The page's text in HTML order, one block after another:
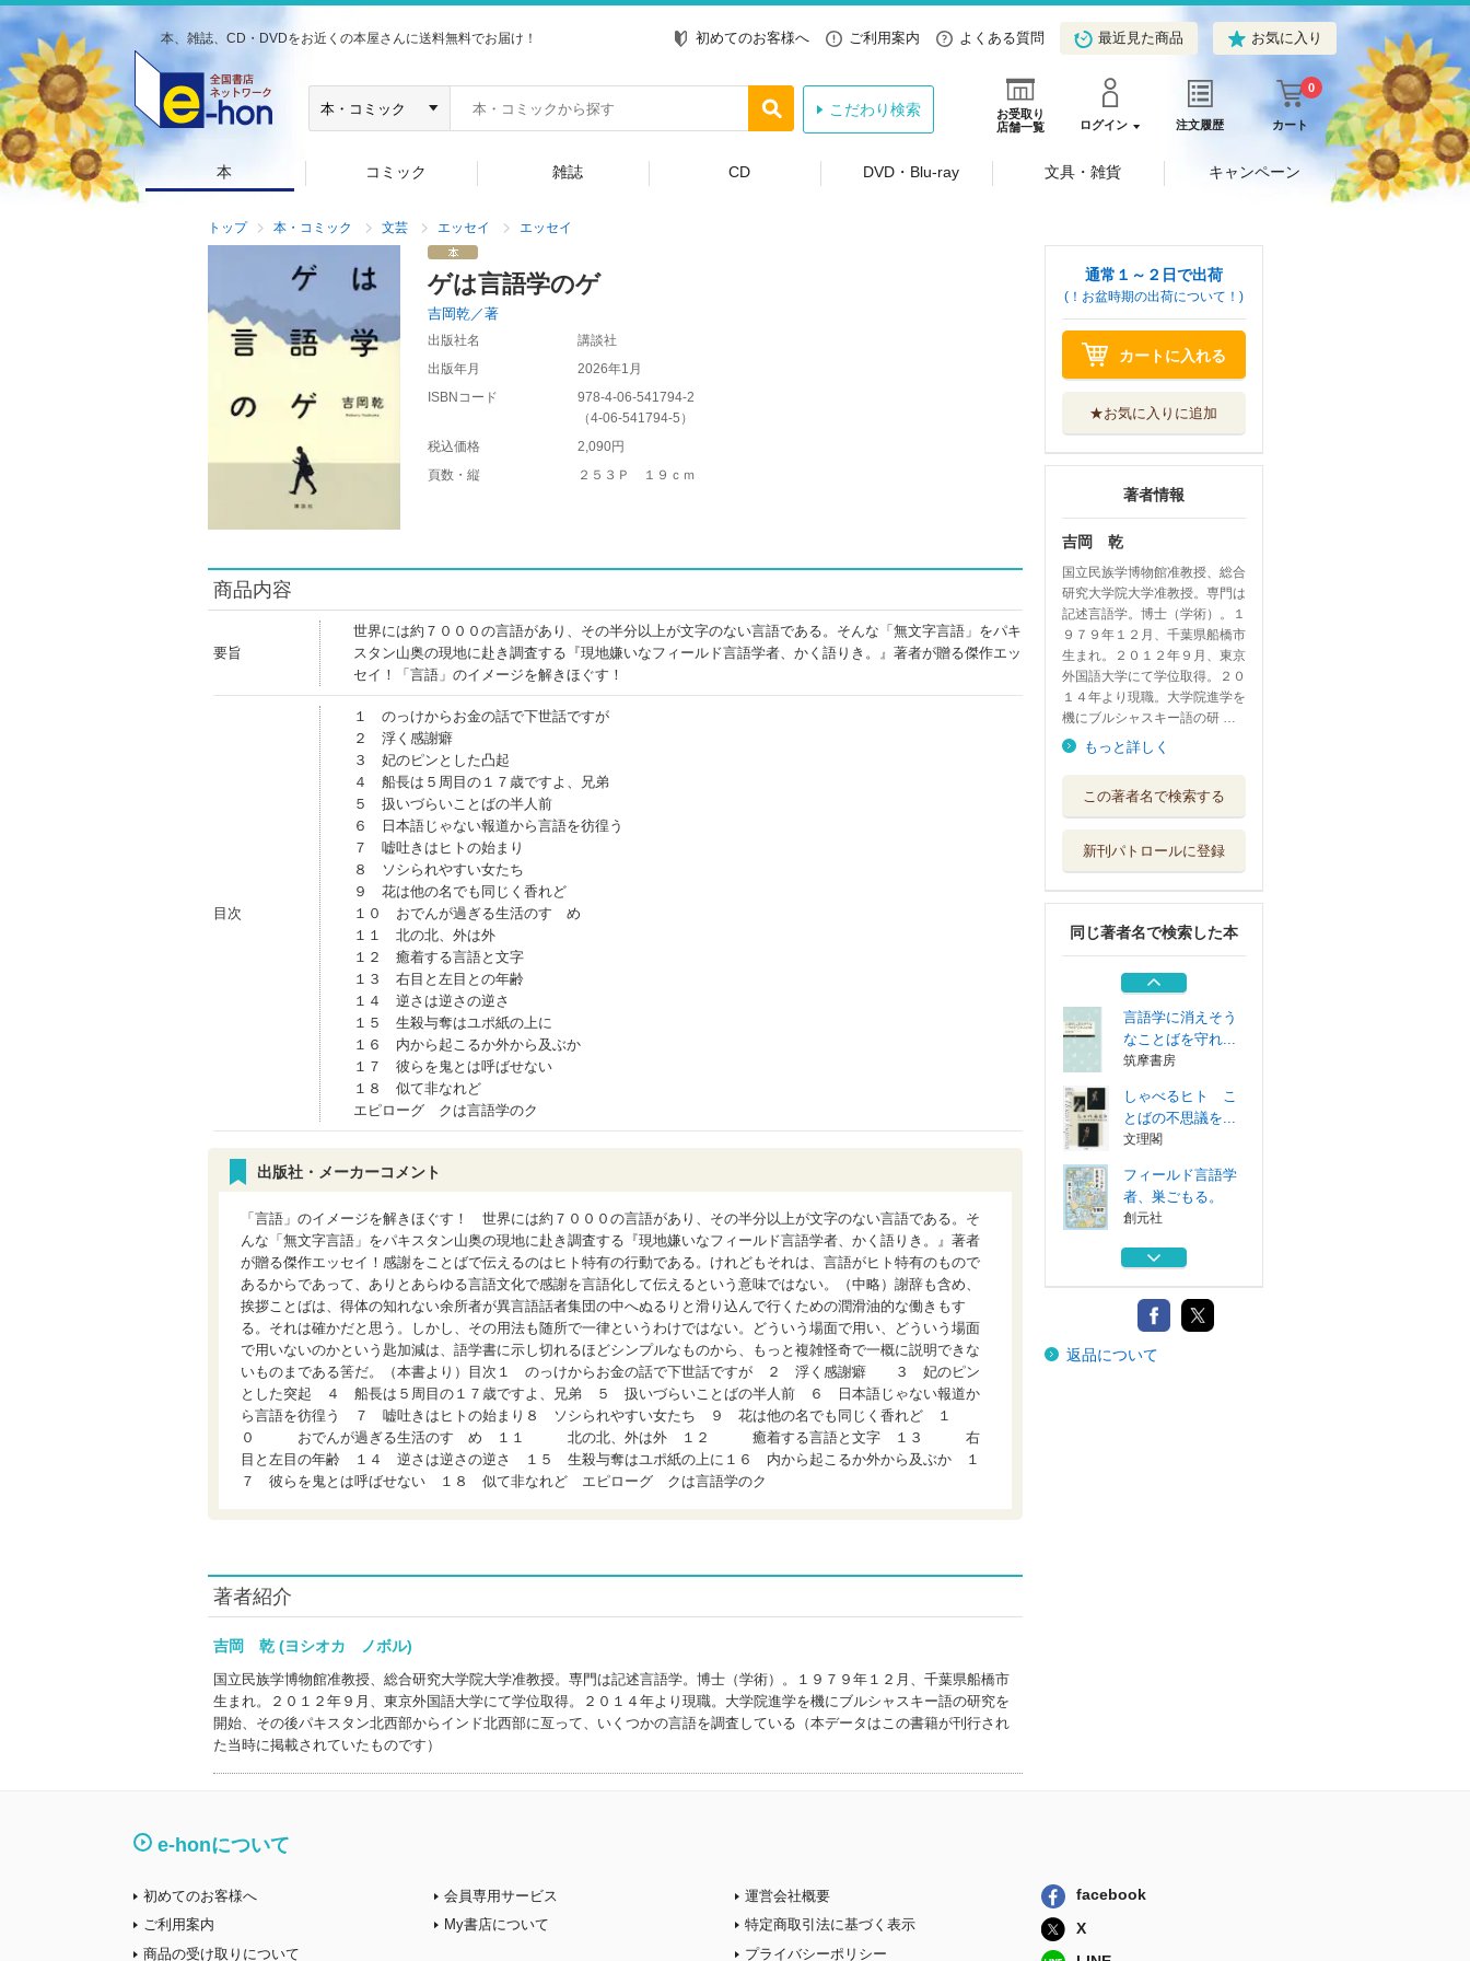
本、雑誌、CD・DVDをお近くの本屋さんに送料無料でお届け！ 初めてのお客様へ ご利用案内 よくある質問 最近見た商品 お気に入り
お受取り
店舗一覧
ログイン 注文履歴 カート
0
こだわり検索
本 コミック 雑誌 CD DVD・Blu-ray 文具・雑貨 キャンペーン
トップ 本・コミック 文芸 エッセイ エッセイ
ゲは言語学のゲ
吉岡乾／著
出版社名
講談社
出版年月
2026年1月
ISBNコード
978-4-06-541794-2
（4-06-541794-5 ）
税込価格
2,090円
頁数・縦
２５３Ｐ １９ｃｍ
商品内容
要旨
世界には約７０００の言語があり、その半分以上が文字のない言語である。そんな「無文字言語」をパキ
スタン山奥の現地に赴き調査する『現地嫌いなフィールド言語学者、かく語りき。』著者が贈る傑作エッ
セイ！「言語」のイメージを解きほぐす！
目次
１ のっけからお金の話で下世話ですが
２ 浮く感謝癖
３ 妃のピンとした凸起
４ 船長は５周目の１７歳ですよ、兄弟
５ 扱いづらいことばの半人前
６ 日本語じゃない報道から言語を彷徨う
７ 嘘吐きはヒトの始まり
８ ソシられやすい女たち
９ 花は他の名でも同じく香れど
１０ おでんが過ぎる生活のすゝめ
１１ 北の北、外は外
１２ 癒着する言語と文字
１３ 右目と左目との年齢
１４ 逆さは逆さの逆さ
１５ 生殺与奪はユポ紙の上に
１６ 内から起こるか外から及ぶか
１７ 彼らを鬼とは呼ばせない
１８ 似て非なれど
エピローグ クは言語学のク
出版社・メーカーコメント
「言語」のイメージを解きほぐす！ 世界には約７０００の言語があり、その半分以上が文字のない言語である。そ
んな「無文字言語」をパキスタン山奥の現地に赴き調査する『現地嫌いなフィールド言語学者、かく語りき。』著者
が贈る傑作エッセイ！感謝をことばで伝えるのはヒト特有の行動である。けれどもそれは、言語がヒト特有のもので
あるからであって、ありとあらゆる言語文化で感謝を言語化して伝えるという意味ではない。（中略）謝辞も含め、
挨拶ことばは、得体の知れない余所者が異言語話者集団の中へぬるりと滑り込んで行くための潤滑油的な働きもす
る。それは確かだと思う。しかし、その用法も随所で一律というわけではない。どういう場面で用い、どういう場面
で用いないのかという匙加減は、語学書に示し切れるほどシンプルなものから、もっと複雑怪奇で一概に説明できな
いものまである筈だ。（本書より）目次１ のっけからお金の話で下世話ですが ２ 浮く感謝癖 ３ 妃のピン
とした突起 ４ 船長は５周目の１７歳ですよ、兄弟 ５ 扱いづらいことばの半人前 ６ 日本語じゃない報道か
ら言語を彷徨う ７ 嘘吐きはヒトの始まり８ ソシられやすい女たち ９ 花は他の名でも同じく香れど １
０ おでんが過ぎる生活のすゝめ １１ 北の北、外は外 １２ 癒着する言語と文字 １３ 右
目と左目の年齢 １４ 逆さは逆さの逆さ １５ 生殺与奪はユポ紙の上に１６ 内から起こるか外から及ぶか １
７ 彼らを鬼とは呼ばせない １８ 似て非なれど エピローグ クは言語学のク
著者紹介
吉岡 乾 (ヨシオカ ノボル)
国立民族学博物館准教授、総合研究大学院大学准教授。専門は記述言語学。博士（学術）。１９７９年１２月、千葉県船橋市
生まれ。２０１２年９月、東京外国語大学にて学位取得。２０１４年より現職。大学院進学を機にブルシャスキー語の研究を
開始、その後パキスタン北西部からインド北西部に亙って、いくつかの言語を調査している（本データはこの書籍が刊行され
た当時に掲載されていたものです）
通常１～２日で出荷
(！お盆時期の出荷について！)
カートに入れる
★お気に入りに追加
著者情報
吉岡 乾
国立民族学博物館准教授、総合
研究大学院大学准教授。専門は
記述言語学。博士（学術）。１
９７９年１２月、千葉県船橋市
生まれ。２０１２年９月、東京
外国語大学にて学位取得。２０
１４年より現職。大学院進学を
機にブルシャスキー語の研 …
もっと詳しく
この著者名で検索する
新刊パトロールに登録
同じ著者名で検索した本
者、巣ごもる。
現地嫌いなフィー
創元社
なくなりそうな世
界のことば
創元社
言語学に消えそう
なことばを守れ...
筑摩書房
しゃべるヒト こ
とばの不思議を...
文理閣
フィールド言語学
者、巣ごもる。
創元社
現地嫌いなフィー
創元社
なくなりそうな世
界のことば
返品について
e-honについて
初めてのお客様へ
ご利用案内
商品の受け取りについて
会員専用サービス
My書店について
運営会社概要
特定商取引法に基づく表示
プライバシーポリシー
facebook
X